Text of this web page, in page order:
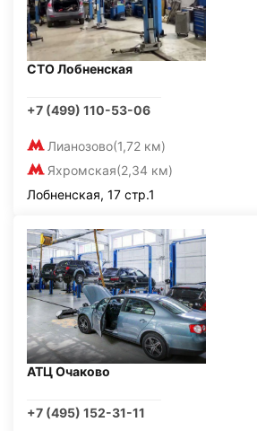
СТО Лобненская
+7 (499) 110-53-06
Лианозово(1,72 км)
Яхромская(2,34 км)
Лобненская, 17 стр.1
АТЦ Очаково
+7 (495) 152-31-11